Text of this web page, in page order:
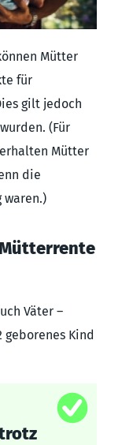
Mütter
für
gilt jedoch
(Für
Mütter
die
waren.)
Väter –
geborenes Kind